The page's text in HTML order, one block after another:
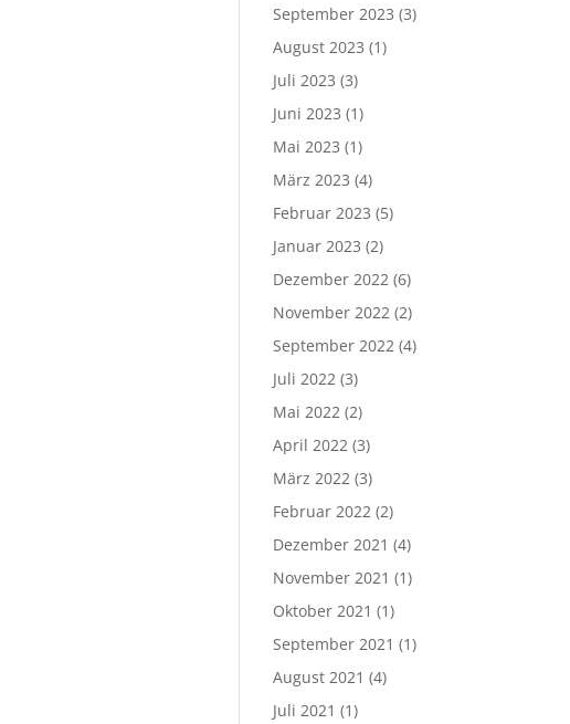
September 2023 (3)
August 2023 (1)
Juli 2023 (3)
Juni 2023 (1)
Mai 2023 (1)
März 2023 (4)
Februar 2023 (5)
Januar 2023 (2)
Dezember 2022 (6)
November 2022 (2)
September 2022 (4)
Juli 2022 (3)
Mai 2022 (2)
April 2022 (3)
März 2022 (3)
Februar 2022 (2)
Dezember 2021 (4)
November 2021 (1)
Oktober 2021 (1)
September 2021 (1)
August 2021 (4)
Juli 2021 (1)